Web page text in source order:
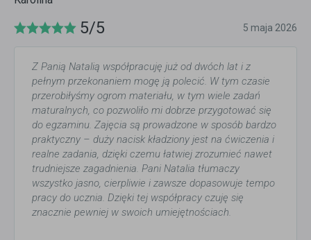
5/5 5 maja 2026
Z Panią Natalią współpracuję już od dwóch lat i z
pełnym przekonaniem mogę ją polecić. W tym czasie
przerobiłyśmy ogrom materiału, w tym wiele zadań
maturalnych, co pozwoliło mi dobrze przygotować się
do egzaminu. Zajęcia są prowadzone w sposób bardzo
praktyczny – duży nacisk kładziony jest na ćwiczenia i
realne zadania, dzięki czemu łatwiej zrozumieć nawet
trudniejsze zagadnienia. Pani Natalia tłumaczy
wszystko jasno, cierpliwie i zawsze dopasowuje tempo
pracy do ucznia. Dzięki tej współpracy czuję się
znacznie pewniej w swoich umiejętnościach.